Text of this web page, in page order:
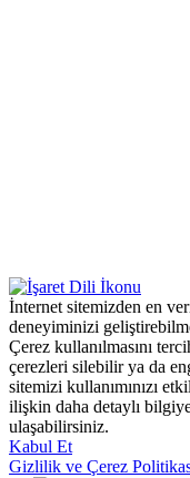
İnternet sitemizden en
deneyiminizi
Çerez kullanılmasını
çerezleri silebilir ya da
sitemizi kullanımınızı
ilişkin daha detaylı
ulaşabilirsiniz.
Kabul Et
Gizlilik ve Çerez